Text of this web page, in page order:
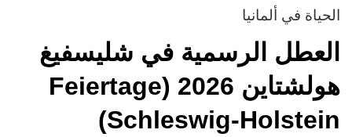
الحياة في ألمانيا
العطل الرسمية في شليسفيغ
هولشتاين 2026 (Feiertage
Schleswig-Holstein)